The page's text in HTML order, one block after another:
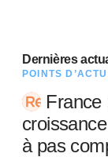
Dernières
POINTS
France
à pas